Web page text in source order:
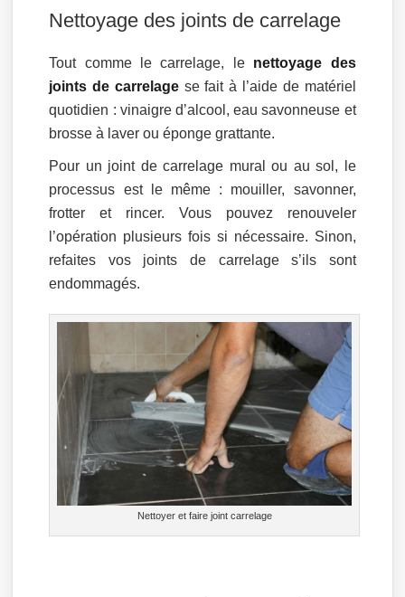
Nettoyage des joints de carrelage
Tout comme le carrelage, le nettoyage des
joints de carrelagese fait à l’aide de matériel
quotidien : vinaigre d’alcool, eau savonneuse et
brosse à laver ou éponge grattante.
Pour un joint de carrelage mural ou au sol, le
processus est le même : mouiller, savonner,
frotter et rincer. Vous pouvez renouveler
l’opération plusieurs fois si nécessaire. Sinon,
refaites vos joints de carrelage s’ils sont
endommagés.
Nettoyer et faire joint carrelage